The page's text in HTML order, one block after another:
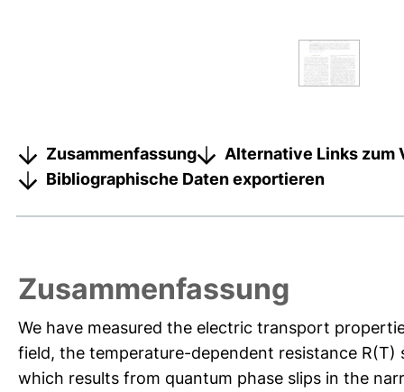
Zusammenfassung
Alternative Links zum
Bibliographische Daten exportieren
Zusammenfassung
We have measured the electric transport
field, the temperature-dependent resistance
which results from quantum phase slips in the